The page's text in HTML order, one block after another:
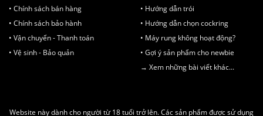
• Chính sách bán hàng
• Chính sách bảo hành
• Vận chuyển - Thanh toán
• Vệ sinh - Bảo quản
• Hướng dẫn trói
• Hướng dẫn chọn cockring
• Máy rung không hoạt động?
• Gợi ý sản phẩm cho newbie
→ Xem những bài viết khác...
Website này dành cho người từ 18 tuổi trở lên. Các sản phẩm được sử dụng